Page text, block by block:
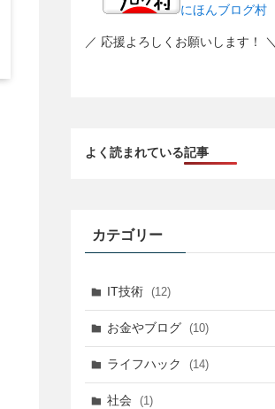
にほんブログ村
／ 応援よろしくお願いします！ ＼
よく読まれている記事
カテゴリー
IT技術 (12)
お金やブログ (10)
ライフハック (14)
社会 (1)